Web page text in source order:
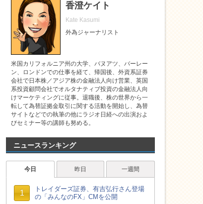
香澄ケイト
Kate Kasumi
外為ジャーナリスト
米国カリフォルニア州の大学、バヌアツ、バーレー
ン、ロンドンでの仕事を経て、帰国後、外資系証券
会社で日本株／アジア株の金融法人向け営業、英国
系投資顧問会社でオルタナティブ投資の金融法人向
けマーケティングに従事。退職後、株の世界から一
転して為替証拠金取引に関する活動を開始し、為替
サイトなどでの執筆の他にラジオ日経への出演およ
びセミナー等の講師も努める。
ニュースランキング